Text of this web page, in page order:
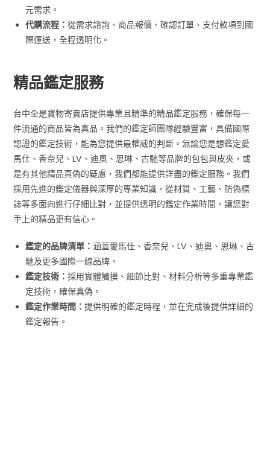
元需求。
代購流程：從需求諮詢、商品報價、確認訂單、支付款項到國
際運送，全程透明化。
精品鑑定服務
台中全是寶物寄賣店提供專業且精準的精品鑑定服務，確保每一
件流通的商品皆為真品。我們的鑑定師團隊經驗豐富，具備國際
認證的鑑定技術，能為您提供最權威的判斷。無論您是想鑑定愛
馬仕、香奈兒、LV、迪奧、思琳、古馳等品牌的包包與皮夾，或
是有其他精品真偽的疑慮，我們都能提供詳盡的鑑定服務。我們
採用先進的鑑定儀器與深厚的專業知識，從材質、工藝、防偽標
誌等多面向進行仔細比對，並提供透明的鑑定作業時間，讓您對
手上的精品更有信心。
鑑定的品牌清單： 涵蓋愛馬仕、香奈兒、LV、迪奧、思琳、古
馳及更多國際一線品牌。
鑑定技術：採用實體觸摸、細節比對、材料分析等多重專業鑑
定技術，確保真偽。
鑑定作業時間：提供明確的鑑定時程，並在完成後提供詳細的
鑑定報告。